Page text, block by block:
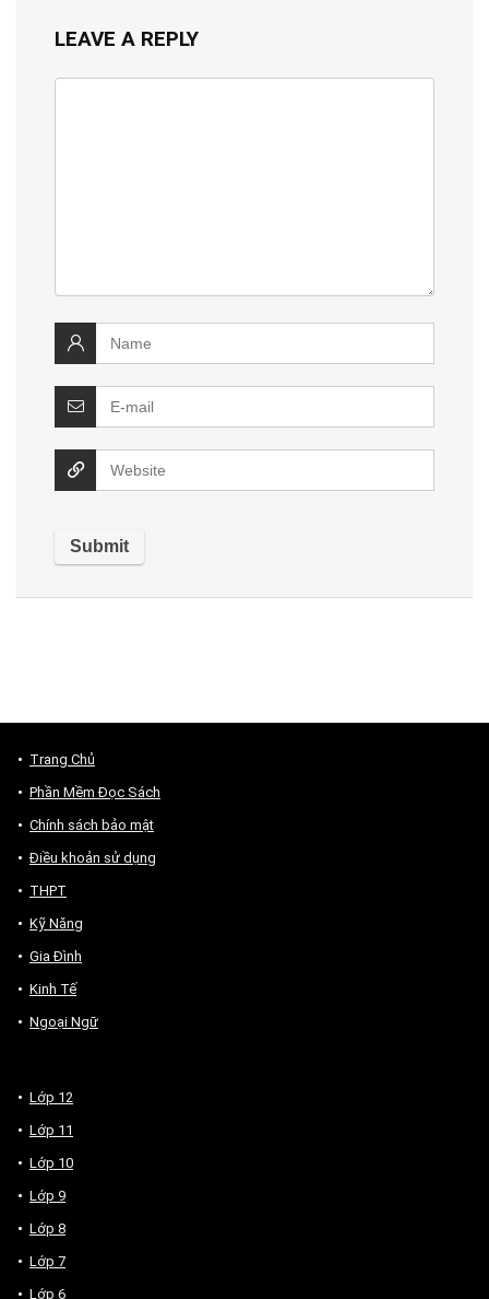
LEAVE A REPLY
Trang Chủ
Phần Mềm Đọc Sách
Chính sách bảo mật
Điều khoản sử dụng
THPT
Kỹ Năng
Gia Đình
Kinh Tế
Ngoại Ngữ
Lớp 12
Lớp 11
Lớp 10
Lớp 9
Lớp 8
Lớp 7
Lớp 6